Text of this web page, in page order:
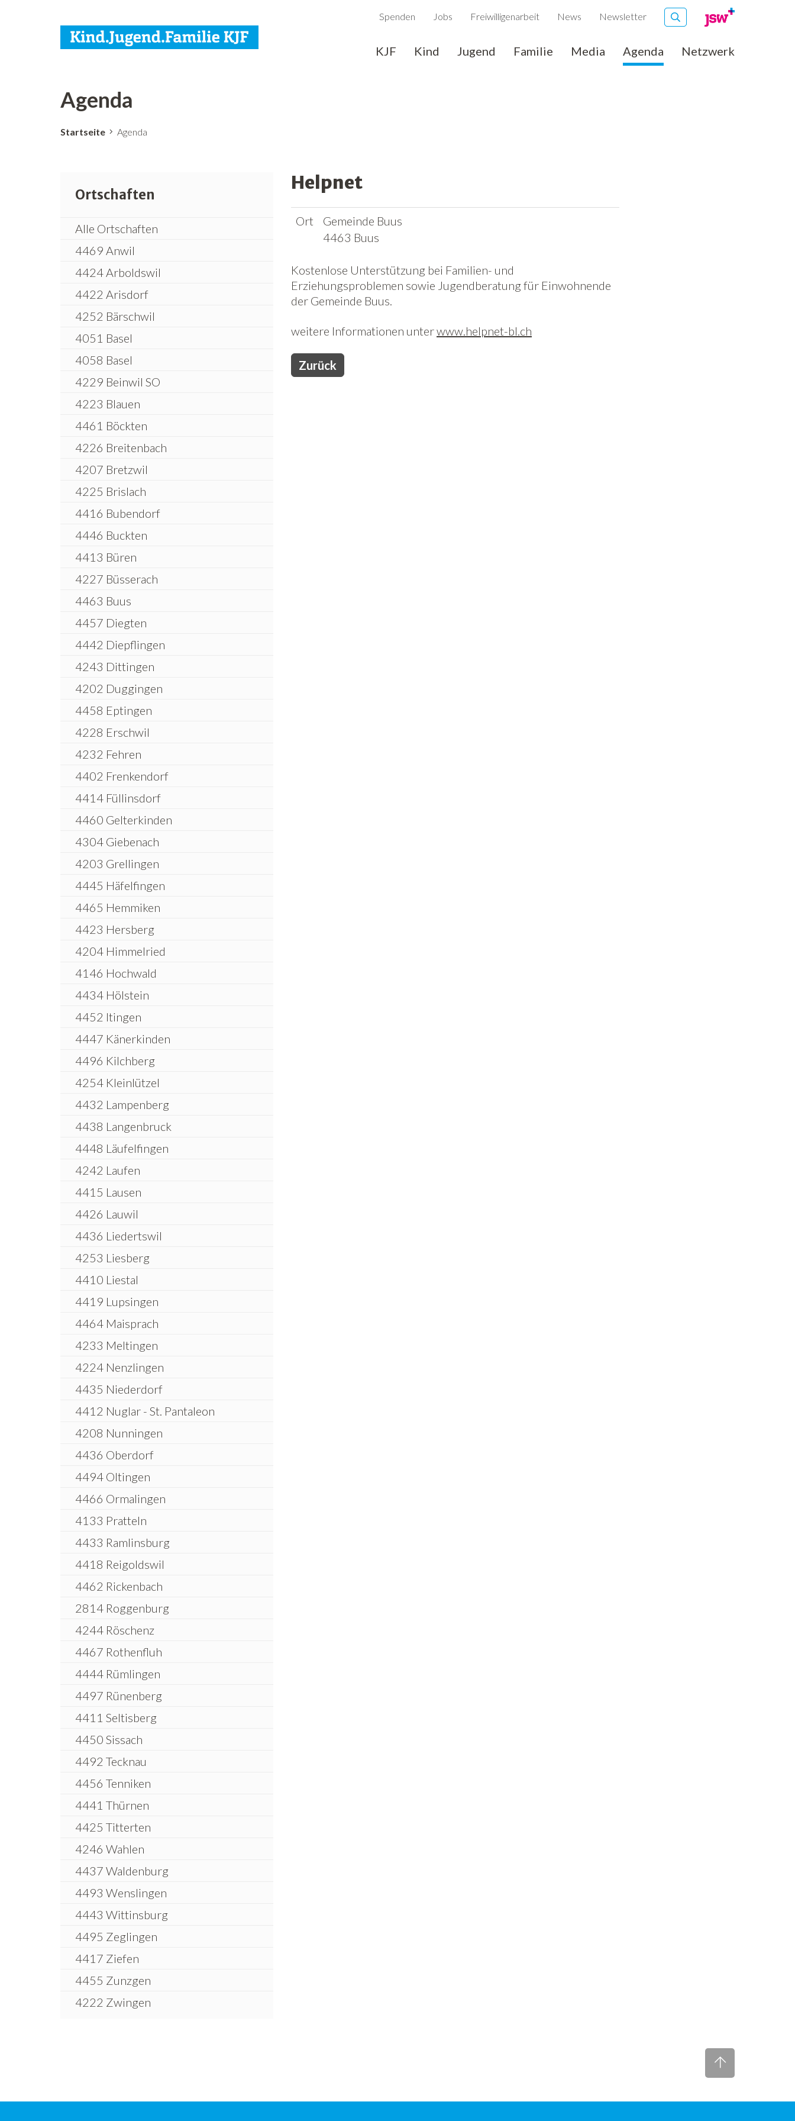
Spenden Jobs Freiwilligenarbeit News Newsletter
KJF Kind Jugend Familie Media Agenda Netzwerk
Agenda
Startseite Agenda
Ortschaften
Alle Ortschaften
4469 Anwil
4424 Arboldswil
4422 Arisdorf
4252 Bärschwil
4051 Basel
4058 Basel
4229 Beinwil SO
4223 Blauen
4461 Böckten
4226 Breitenbach
4207 Bretzwil
4225 Brislach
4416 Bubendorf
4446 Buckten
4413 Büren
4227 Büsserach
4463 Buus
4457 Diegten
4442 Diepflingen
4243 Dittingen
4202 Duggingen
4458 Eptingen
4228 Erschwil
4232 Fehren
4402 Frenkendorf
4414 Füllinsdorf
4460 Gelterkinden
4304 Giebenach
4203 Grellingen
4445 Häfelfingen
4465 Hemmiken
4423 Hersberg
4204 Himmelried
4146 Hochwald
4434 Hölstein
4452 Itingen
4447 Känerkinden
4496 Kilchberg
4254 Kleinlützel
4432 Lampenberg
4438 Langenbruck
4448 Läufelfingen
4242 Laufen
4415 Lausen
4426 Lauwil
4436 Liedertswil
4253 Liesberg
4410 Liestal
4419 Lupsingen
4464 Maisprach
4233 Meltingen
4224 Nenzlingen
4435 Niederdorf
4412 Nuglar - St. Pantaleon
4208 Nunningen
4436 Oberdorf
4494 Oltingen
4466 Ormalingen
4133 Pratteln
4433 Ramlinsburg
4418 Reigoldswil
4462 Rickenbach
2814 Roggenburg
4244 Röschenz
4467 Rothenfluh
4444 Rümlingen
4497 Rünenberg
4411 Seltisberg
4450 Sissach
4492 Tecknau
4456 Tenniken
4441 Thürnen
4425 Titterten
4246 Wahlen
4437 Waldenburg
4493 Wenslingen
4443 Wittinsburg
4495 Zeglingen
4417 Ziefen
4455 Zunzgen
4222 Zwingen
Helpnet
Ort
Gemeinde Buus
4463 Buus
Kostenlose Unterstützung bei Familien- und
Erziehungsproblemen sowie Jugendberatung für Einwohnende
der Gemeinde Buus.
weitere Informationen unterwww.helpnet-bl.ch
Zurück